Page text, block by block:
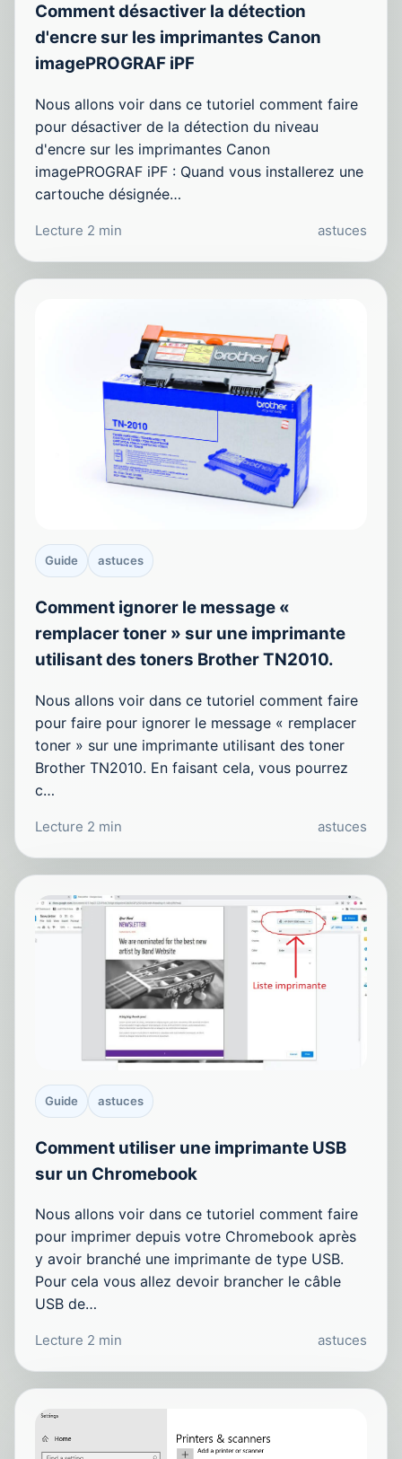
Comment désactiver la détection
d'encre sur les imprimantes Canon
imagePROGRAF iPF
Nous allons voir dans ce tutoriel comment faire
pour désactiver de la détection du niveau
d'encre sur les imprimantes Canon
imagePROGRAF iPF : Quand vous installerez une
cartouche désignée…
Lecture 2 min astuces
Guide astuces
Comment ignorer le message «
remplacer toner » sur une imprimante
utilisant des toners Brother TN2010.
Nous allons voir dans ce tutoriel comment faire
pour faire pour ignorer le message « remplacer
toner » sur une imprimante utilisant des toner
Brother TN2010. En faisant cela, vous pourrez
c…
Lecture 2 min astuces
Guide astuces
Comment utiliser une imprimante USB
sur un Chromebook
Nous allons voir dans ce tutoriel comment faire
pour imprimer depuis votre Chromebook après
y avoir branché une imprimante de type USB.
Pour cela vous allez devoir brancher le câble
USB de…
Lecture 2 min astuces